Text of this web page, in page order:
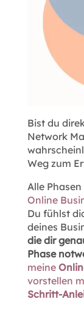
Bist du
Network
Weg zum
Alle
Online
Du fühlst
deines
die dir
Phase
meine
vorstellen
Schritt-